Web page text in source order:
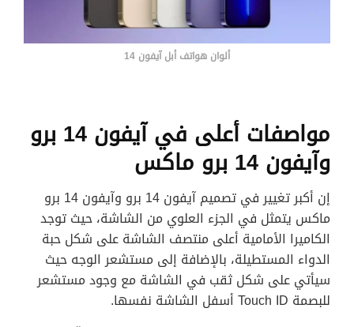
ألوان هواتف أبل آيفون 14
مواصفات أعلى في آيفون 14 برو
وآيفون 14 برو ماكس
إن أكبر تغيير في تصميم آيفون 14 برو وآيفون 14 برو
ماكس يتمثل في الجزء العلوي من الشاشة، حيث توجد
الكاميرا الأمامية أعلى منتصف الشاشة على شكل حبة
الدواء المستطيلة، بالإضافة إلى مستشعر الوجه حيث
سيأتي على شكل ثقب في الشاشة مع وجود مستشعر
للبصمة Touch ID أسفل الشاشة نفسها.